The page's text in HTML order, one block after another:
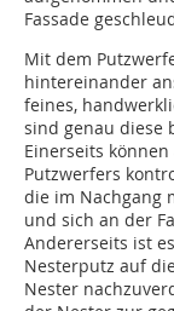
Fassade
Mit dem
hintereinander
feines,
sind genau diese
Einerseits
Putzwerfers
die im Nachgang
und sich an der
Andererseits ist
Nesterputz auf
Nester